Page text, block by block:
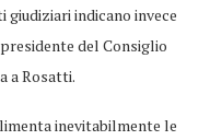
indicano invece
del Consiglio
a Rosatti.
inevitabilmente le